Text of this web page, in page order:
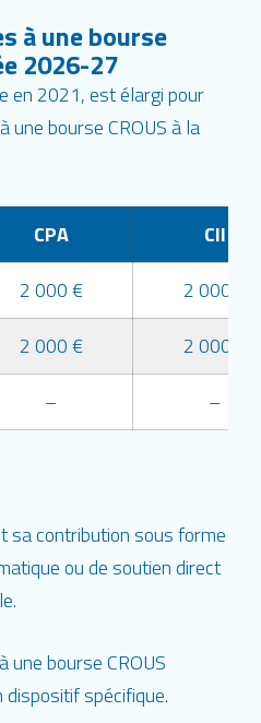
à une bourse
2026-27
en 2021, est élargi pour
bourse CROUS à la
CPA
CII
2 000 €
2 000 €
2 000 €
2 000 €
– –
sa contribution sous forme
ou de soutien direct
une bourse CROUS
spécifique.